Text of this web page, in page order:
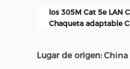
los 305M Cat 5e LAN
Chaqueta adaptable
Lugar de origen: China